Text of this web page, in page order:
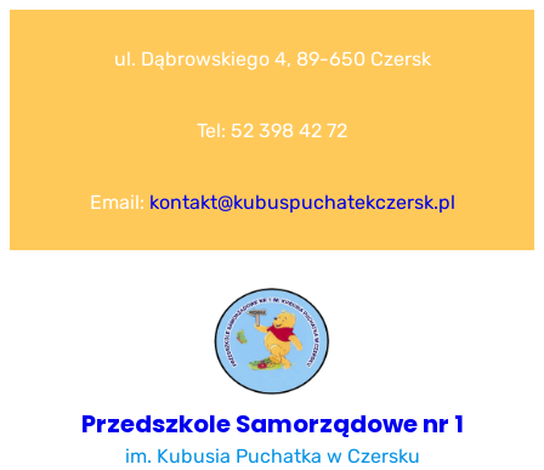
ul. Dąbrowskiego 4, 89-650 Czersk
Tel: 52 398 42 72
Email: kontakt@kubuspuchatekczersk.pl
Przedszkole Samorządowe nr 1
im. Kubusia Puchatka w Czersku